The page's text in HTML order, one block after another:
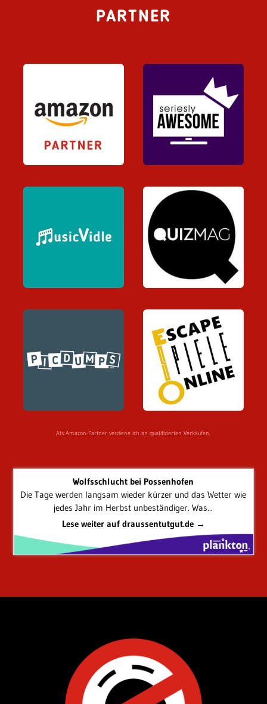
PARTNER
Als Amazon-Partner verdiene ich an qualifizierten Verkäufen.
Wolfsschlucht bei Possenhofen
Die Tage werden langsam wieder kürzer und das Wetter wie
jedes Jahr im Herbst unbeständiger. Was...
Lese weiter auf draussentutgut.de →